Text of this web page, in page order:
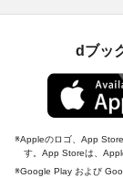
dブッ
Appleのロゴ、App
す。App Storeは、
Google Play および